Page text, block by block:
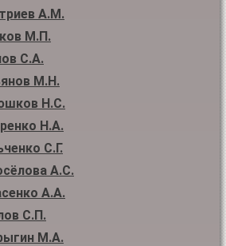
А.М.
М.П.
С.А.
М.Н.
Н.С.
Н.А.
С.Г.
А.С.
А.А.
С.П.
М.А.